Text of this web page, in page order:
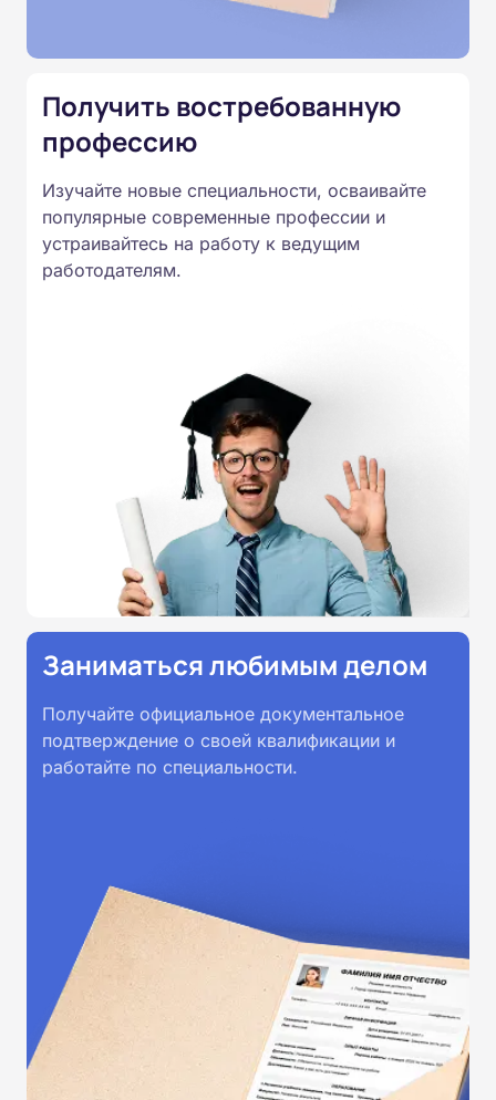
Подготовка ведется по всем
России от 14.07.2023 N 534 в
соответствии с Федеральными
образовательными стандартами
профессионального образования.
Удостоверения и дипломы о
Получить востребованную
профессию
Изучайте новые специальности, осваивайте
популярные современные профессии и
устраивайтесь на работу к ведущим
работодателям.
Заниматься любимым делом
Получайте официальное документальное
подтверждение о своей квалификации и
работайте по специальности.